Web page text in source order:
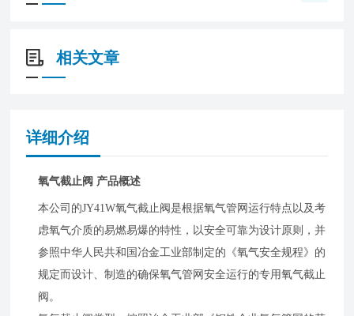
相关文章
详细介绍
氧气截止阀 产品概述
本公司的JY41W氧气截止阀是根据氧气管网运行特点以及考
虑氧气介质的易燃易爆的特性，以安全可靠为设计原则，并
参照中华人民共和国冶金工业部制定的《氧气安全规程》的
规定而设计、制造的确保氧气管网安全运行的专用氧气截止
阀。